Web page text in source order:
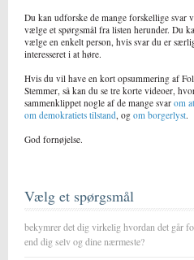
Du kan udforske de mange forskellige svar
vælge et spørgsmål fra listen herunder. Du
vælge en enkelt person, hvis svar du er
interesseret i at høre.
Hvis du vil have en kort opsummering af
Stemmer, så kan du se tre korte videoer,
sammenklippet nogle af de mange svar om
om demokratiets tilstand, og om borgerlyst.
God fornøjelse.
Vælg et spørgsmål
bekymrer det dig virkelig hvordan det går
end dig selv og dine nærmeste?